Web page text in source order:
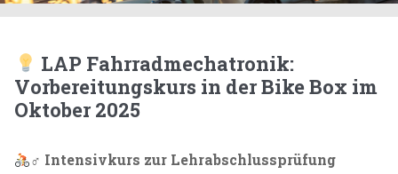
News aus der Bike Box
Aktuelles, Veranstaltungen, Angebote und
alles, was es rund ums Fahrrad zu wissen gibt
LAP Fahrradmechatronik:
Vorbereitungskurs in der Bike Box im
Oktober 2025
‍♂ Intensivkurs zur Lehrabschlussprüfung